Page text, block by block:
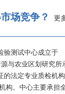
更
场竞争？
验测试中心成立于
与农业区划研究所
的法定专业质检机
构。中心主要承担